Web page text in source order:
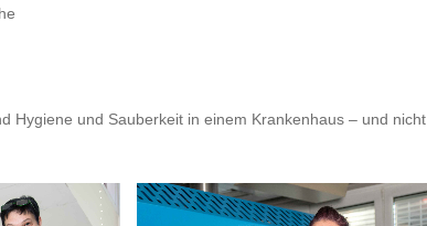
Hygiene und Sauberkeit in einem Krankenhaus – und nicht